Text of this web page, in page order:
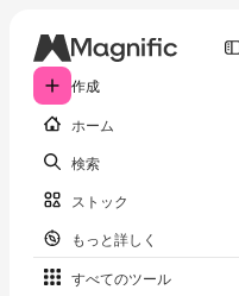
作成
ホーム
検索
ストック
もっと詳しく
すべてのツール